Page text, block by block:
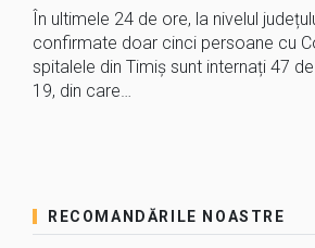
În ultimele 24 de ore, la nivelul
confirmate doar cinci persoane cu
spitalele din Timiș sunt internați 47
19, din care…
RECOMANDĂRILE NOASTRE